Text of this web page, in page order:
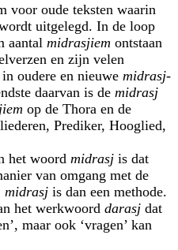
voor oude teksten waarin
uitgelegd. In de loop
aantal midrasjiem ontstaan
en zijn velen
oudere en nieuwe midrasj-
daarvan is de midrasj
op de Thora en de
Prediker, Hooglied,
het woord midrasj is dat
van omgang met de
midrasj is dan een methode.
het werkwoord darasj dat
maar ook ‘vragen’ kan